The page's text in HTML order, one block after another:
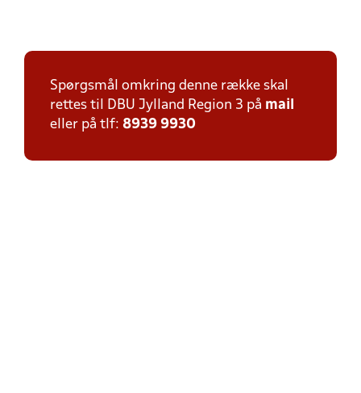
Spørgsmål omkring denne række skal
rettes til DBU Jylland Region 3 på mail
eller på tlf: 8939 9930